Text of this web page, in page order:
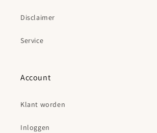
Disclaimer
Service
Account
Klant worden
Inloggen